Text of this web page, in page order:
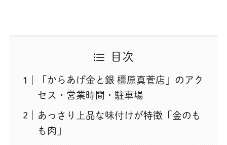
目次
「からあげ金と銀 橿原真菅店」のアク
セス・営業時間・駐車場
あっさり上品な味付けが特徴「金のも
も肉」